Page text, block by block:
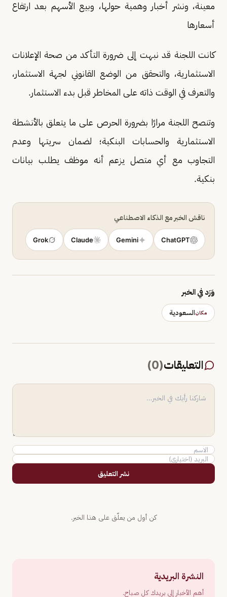
معينة، ونشر أخبار وهمية حولها، وبيع الأسهم بعد ارتفاع
أسعارها
كانت اللجنة قد نبهت إلى ضرورة التأكد من صحة الإعلانات
الاستثمارية، والتحقق من الوضع القانوني لجهة الاستثمار،
والتعرف في الوقت ذاته على المخاطر قبل بدء الاستثمار.
وتنصح اللجنة مرارًا بضرورة الحرص على ما يتعلق بالأنشطة
الاستثمارية والحسابات البنكية؛ لضمان سريتها وعدم
التجاوب مع أي متصل يزعم أنه موظف يطلب بيانات
بنكية.
ناقش الخبر مع الذكاء الاصطناعي
ChatGPT
Gemini
Claude
Grok
وَرَد في الخبر
مكانالسعودية
التعليقات(
0
)
نشر التعليق
كن أول من يعلّق على هذا الخبر.
النشرة البريدية
أهم الأخبار إلى بريدك كل صباح.